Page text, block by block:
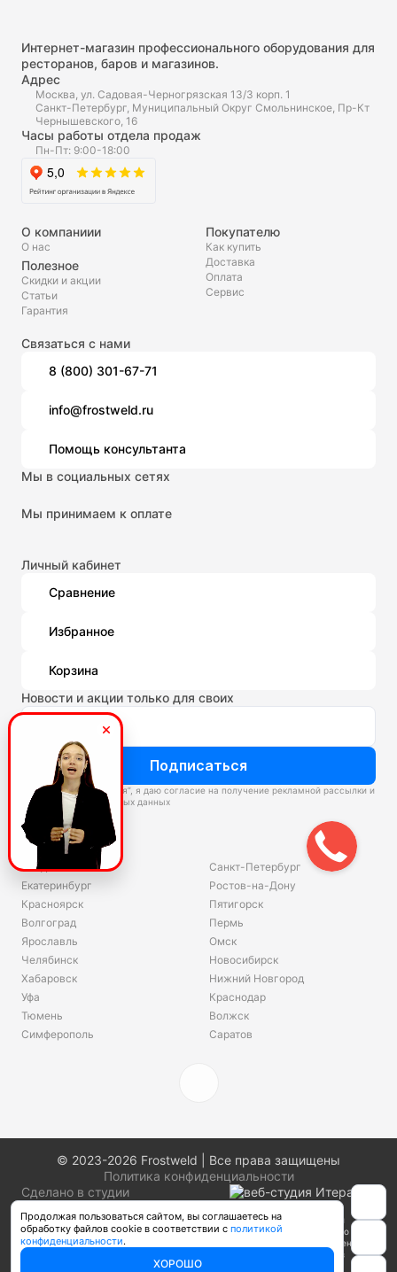
Интернет-магазин профессионального оборудования для
ресторанов, баров и магазинов.
Адрес
Москва, ул. Садовая-Черногрязская 13/3 корп. 1
Санкт-Петербург, Муниципальный Округ Смольнинское, Пр-Кт
Чернышевского, 16
Часы работы отдела продаж
Пн-Пт: 9:00-18:00
О компаниии
О нас
Полезное
Скидки и акции
Статьи
Гарантия
Покупателю
Как купить
Доставка
Оплата
Сервис
Связаться с нами
8 (800) 301-67-71
info@frostweld.ru
Помощь консультанта
Мы в социальных сетях
Мы принимаем к оплате
Личный кабинет
Сравнение
Избранное
Корзина
Новости и акции только для своих
Подписаться
Нажимая “Подписаться”, я даю согласие на получение рекламной рассылки и
обработку персональных данных
Склады
Владивосток
Екатеринбург
Красноярск
Волгоград
Ярославль
Челябинск
Хабаровск
Уфа
Тюмень
Симферополь
Санкт-Петербург
Ростов-на-Дону
Пятигорск
Пермь
Омск
Новосибирск
Нижний Новгород
Краснодар
Волжск
Саратов
© 2023-2026 Frostweld | Все права защищены
Политика конфиденциальности
Сделано в студии
Информация о товарах, размещенная на сайте, не является публичной
офертой, определяемой положениями Части 2 Статьи 437 Гражданского
кодекса Российской Федерации. Производители вправе вносить изменения в
технические характеристики, внешний вид и комплектацию товаров без
предварительного уведомления. Уточняйте характеристики у наших
Продолжая пользоваться сайтом, вы соглашаетесь на
обработку файлов cookie в соответствии с политикой
конфиденциальности.
ХОРОШО